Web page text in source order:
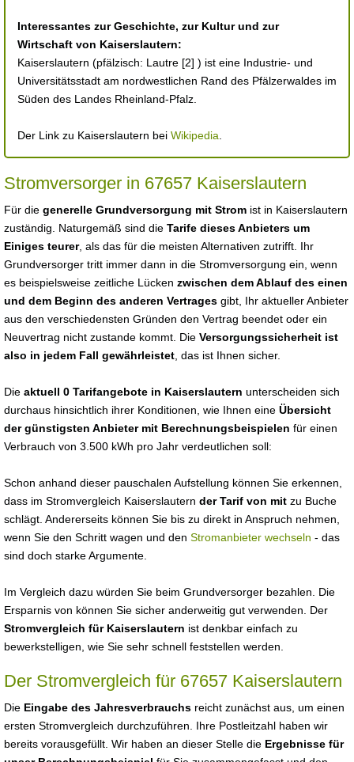
Interessantes zur Geschichte, zur Kultur und zur
Wirtschaft von Kaiserslautern:
Kaiserslautern (pfälzisch: Lautre [2] ) ist eine Industrie- und
Universitätsstadt am nordwestlichen Rand des Pfälzerwaldes im
Süden des Landes Rheinland-Pfalz.
Der Link zu Kaiserslautern bei Wikipedia
Stromversorger in 67657 Kaiserslautern
Für die generelle Grundversorgung mit Strom ist in Kaiserslautern
zuständig. Naturgemäß sind die Tarife dieses Anbieters um
Einiges teurer, als das für die meisten Alternativen zutrifft. Ihr
Grundversorger tritt immer dann in die Stromversorgung ein, wenn
es beispielsweise zeitliche Lücken zwischen dem Ablauf des einen
und dem Beginn des anderen Vertrages gibt, Ihr aktueller Anbieter
aus den verschiedensten Gründen den Vertrag beendet oder ein
Neuvertrag nicht zustande kommt. Die Versorgungssicherheit ist
also in jedem Fall gewährleistet , das ist Ihnen sicher.
Die aktuell 0 Tarifangebote in Kaiserslautern unterscheiden sich
durchaus hinsichtlich ihrer Konditionen, wie Ihnen eine Übersicht
der günstigsten Anbieter mit Berechnungsbeispielen für einen
Verbrauch von 3.500 kWh pro Jahr verdeutlichen soll:
Schon anhand dieser pauschalen Aufstellung können Sie erkennen,
dass im Stromvergleich Kaiserslautern der Tarif von mit zu Buche
schlägt. Andererseits können Sie bis zu direkt in Anspruch nehmen,
wenn Sie den Schritt wagen und den Stromanbieter wechseln - das
sind doch starke Argumente.
Im Vergleich dazu würden Sie beim Grundversorger bezahlen. Die
Ersparnis von können Sie sicher anderweitig gut verwenden. Der
Stromvergleich für Kaiserslautern ist denkbar einfach zu
bewerkstelligen, wie Sie sehr schnell feststellen werden.
Der Stromvergleich für 67657 Kaiserslautern
Die Eingabe des Jahresverbrauchs reicht zunächst aus, um einen
ersten Stromvergleich durchzuführen. Ihre Postleitzahl haben wir
bereits vorausgefüllt. Wir haben an dieser Stelle die Ergebnisse für